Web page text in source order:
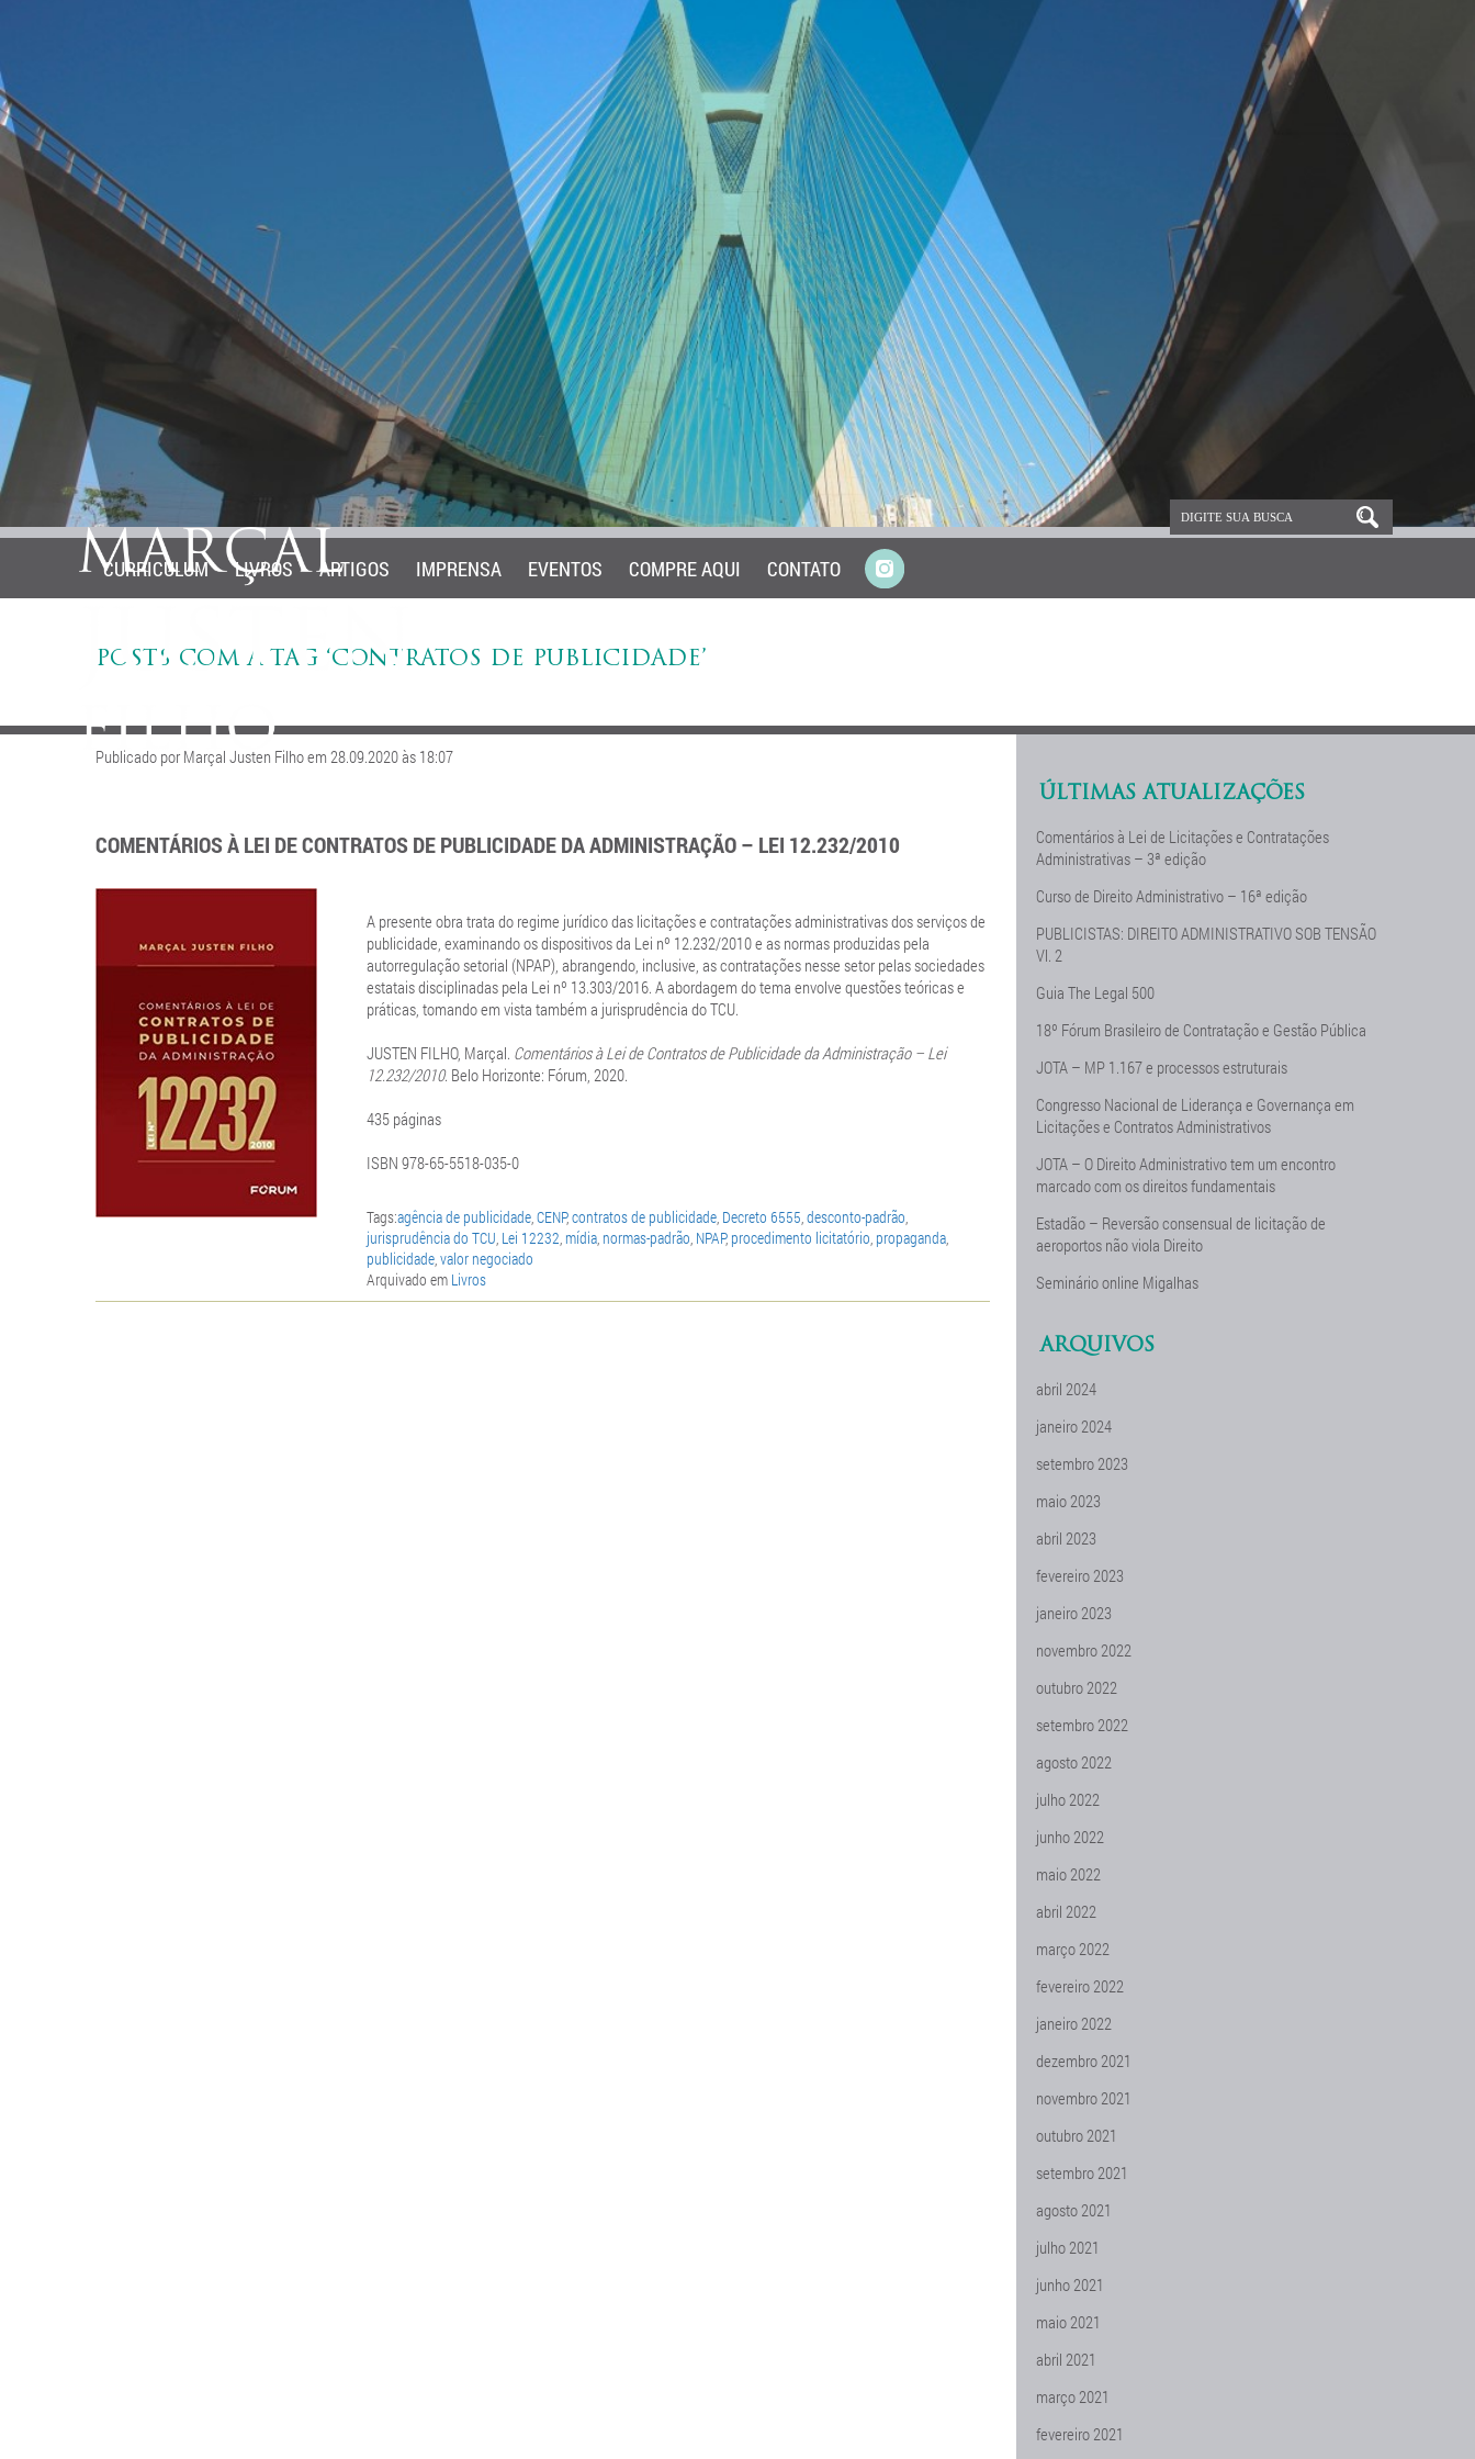
CURRICULUM LIVROS ARTIGOS IMPRENSA EVENTOS COMPRE AQUI CONTATO
POSTS COM A TAG ‘CONTRATOS DE PUBLICIDADE’
Publicado por Marçal Justen Filho em 28.09.2020 às 18:07
COMENTÁRIOS À LEI DE CONTRATOS DE PUBLICIDADE DA ADMINISTRAÇÃO – LEI 12.232/2010
A presente obra trata do regime jurídico das licitações e contratações administrativas dos serviços de
publicidade, examinando os dispositivos da Lei nº 12.232/2010 e as normas produzidas pela
autorregulação setorial (NPAP), abrangendo, inclusive, as contratações nesse setor pelas sociedades
estatais disciplinadas pela Lei nº 13.303/2016. A abordagem do tema envolve questões teóricas e
práticas, tomando em vista também a jurisprudência do TCU.
JUSTEN FILHO, Marçal. Comentários à Lei de Contratos de Publicidade da Administração – Lei
12.232/2010. Belo Horizonte: Fórum, 2020.
435 páginas
ISBN 978-65-5518-035-0
Tags:agência de publicidade,CENP,contratos de publicidade, Decreto 6555,desconto-padrão,
jurisprudência do TCU, Lei 12232, mídia, normas-padrão, NPAP, procedimento licitatório, propaganda,
publicidade,valor negociado
Arquivado em Livros
ÚLTIMAS ATUALIZAÇÕES
Comentários à Lei de Licitações e Contratações
Administrativas – 3ª edição
Curso de Direito Administrativo – 16ª edição
PUBLICISTAS: DIREITO ADMINISTRATIVO SOB TENSÃO
Vl. 2
Guia The Legal 500
18º Fórum Brasileiro de Contratação e Gestão Pública
JOTA – MP 1.167 e processos estruturais
Congresso Nacional de Liderança e Governança em
Licitações e Contratos Administrativos
JOTA – O Direito Administrativo tem um encontro
marcado com os direitos fundamentais
Estadão – Reversão consensual de licitação de
aeroportos não viola Direito
Seminário online Migalhas
ARQUIVOS
abril 2024
janeiro 2024
setembro 2023
maio 2023
abril 2023
fevereiro 2023
janeiro 2023
novembro 2022
outubro 2022
setembro 2022
agosto 2022
julho 2022
junho 2022
maio 2022
abril 2022
março 2022
fevereiro 2022
janeiro 2022
dezembro 2021
novembro 2021
outubro 2021
setembro 2021
agosto 2021
julho 2021
junho 2021
maio 2021
abril 2021
março 2021
fevereiro 2021